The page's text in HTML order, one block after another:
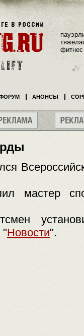
мастер
"Новости".
фитнес
АНОНСЫ